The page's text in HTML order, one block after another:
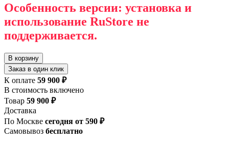
Особенность версии: установка и
использование RuStore не
поддерживается.
В корзину
Заказ в один клик
К оплате 59 900 ₽
В стоимость включено
Товар 59 900 ₽
Доставка
По Москве сегодня от 590 ₽
Самовывоз бесплатно